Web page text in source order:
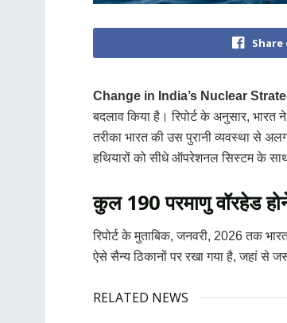
Share
Change in India’s Nuclear
बदलाव किया है। रिपोर्ट के अनुसार,
तरीका भारत की उस पुरानी व्यवस्था से
हथियारों को सीधे ऑपरेशनल सिस्टम के
कुल 190 परमाणु वॉरहेड
रिपोर्ट के मुताबिक, जनवरी, 2026 तक
ऐसे सैन्य ठिकानों पर रखा गया है, जहां से
RELATED NEWS